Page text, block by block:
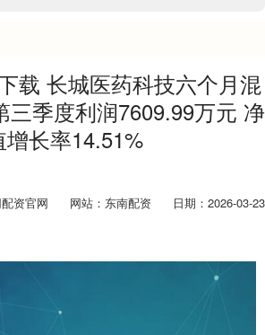
载 长城医药科技六个月混
三季度利润7609.99万元 净
增长率14.51%
资官网 网站：东南配资
日期：2026-03-23